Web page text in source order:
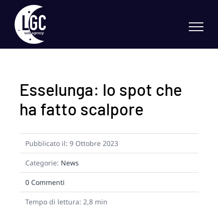
content
Esselunga: lo spot che
ha fatto scalpore
Pubblicato il: 9 Ottobre 2023
Categorie: News
0 Commention
Esselunga:
lo
Tempo di lettura: 2,8 min